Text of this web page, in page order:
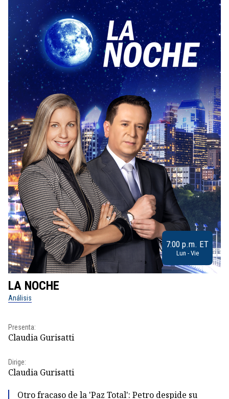
7:00 p.m. ET
Lun - Vie
LA NOCHE
Análisis
Presenta:
Claudia Gurisatti
Dirige:
Claudia Gurisatti
Otro fracaso de la 'Paz Total': Petro despide su